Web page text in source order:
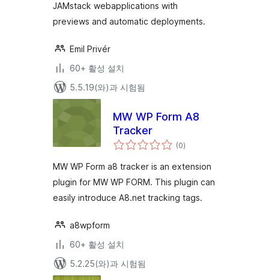
JAMstack webapplications with
previews and automatic deployments.
Emil Privér
60+ 활성 설치
5.5.19(와)과 시험됨
MW WP Form A8
Tracker
(0전
체
점
)
MW WP Form a8 tracker is an extension
plugin for MW WP FORM. This plugin can
easily introduce A8.net tracking tags.
a8wpform
60+ 활성 설치
5.2.25(와)과 시험됨